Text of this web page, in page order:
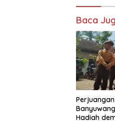
Baca
Hadiah